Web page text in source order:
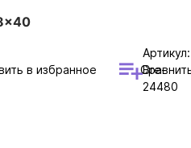
в избранное
Артикул:
Bre-
24480